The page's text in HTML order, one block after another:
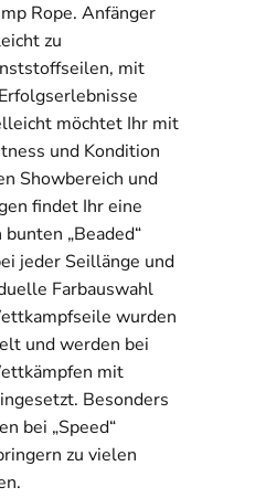
Rope. Anfänger
zu
mit
möchtet Ihr mit
und Kondition
Showbereich und
findet Ihr eine
„Beaded“
jeder Seillänge und
Farbauswahl
wurden
und werden bei
mit
Besonders
bei „Speed“
zu vielen